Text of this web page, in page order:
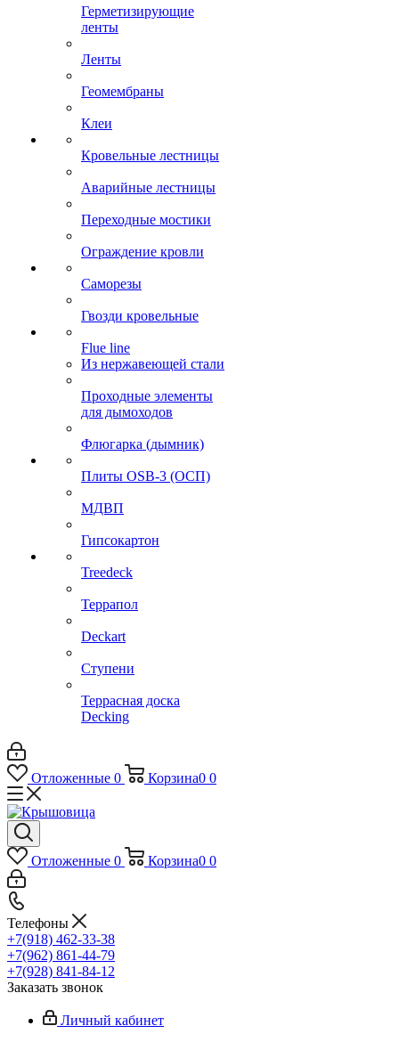
Герметизирующие
ленты
Ленты
Геомембраны
Клеи
Кровельные лестницы
Аварийные лестницы
Переходные мостики
Ограждение кровли
Саморезы
Гвозди кровельные
Flue line
Из нержавеющей стали
Проходные элементы
для дымоходов
Флюгарка (дымник)
Плиты OSB-3 (ОСП)
МДВП
Гипсокартон
Treedeck
Террапол
Deckart
Ступени
Террасная доска
Decking
Отложенные 0 Корзина0 0
Отложенные 0 Корзина0 0
Телефоны
+7(918) 462-33-38
+7(962) 861-44-79
+7(928) 841-84-12
Заказать звонок
Личный кабинет